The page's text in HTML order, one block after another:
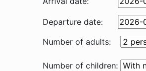
Departure date:
Number of adults:
Number of children: